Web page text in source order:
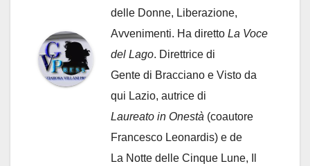
delle Donne, Liberazione,
Avvenimenti. Ha diretto La Voce
del Lago. Direttrice di
Gente di Bracciano e Visto da
qui Lazio, autrice di
Laureato in Onestà (coautore
Francesco Leonardis) e de
La Notte delle Cinque Lune, Il